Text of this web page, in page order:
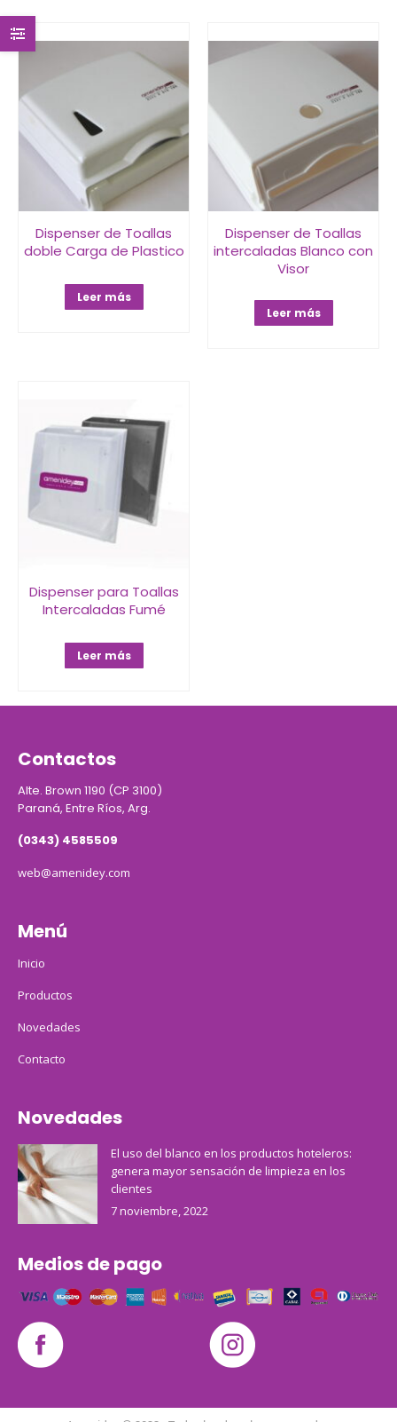
Dispenser de Toallas
doble Carga de Plastico
Leer más
Dispenser de Toallas
intercaladas Blanco con
Visor
Leer más
Dispenser para Toallas
Intercaladas Fumé
Leer más
Contactos
Alte. Brown 1190 (CP 3100)
Paraná, Entre Ríos, Arg.
(0343) 4585509
web@amenidey.com
Menú
Inicio
Productos
Novedades
Contacto
Novedades
El uso del blanco en los productos hoteleros:
genera mayor sensación de limpieza en los
clientes
7 noviembre, 2022
Medios de pago